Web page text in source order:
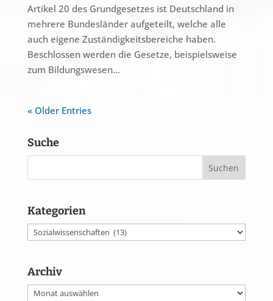
Artikel 20 des Grundgesetzes ist Deutschland in
mehrere Bundesländer aufgeteilt, welche alle
auch eigene Zuständigkeitsbereiche haben.
Beschlossen werden die Gesetze, beispielsweise
zum Bildungswesen...
« Older Entries
Suche
Kategorien
Kategorien
Archiv
Archiv